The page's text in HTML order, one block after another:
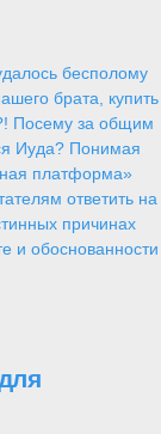
бесполому
брата, купить
Посему за общим
Иуда? Понимая
платформа»
ответить на
причинах
и обоснованности